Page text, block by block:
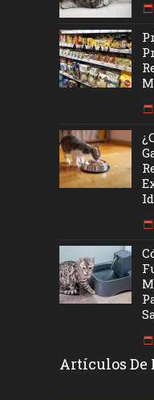
Artículos De